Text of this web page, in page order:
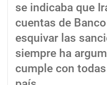
se indicaba que
cuentas de
esquivar las
siempre ha
cumple con